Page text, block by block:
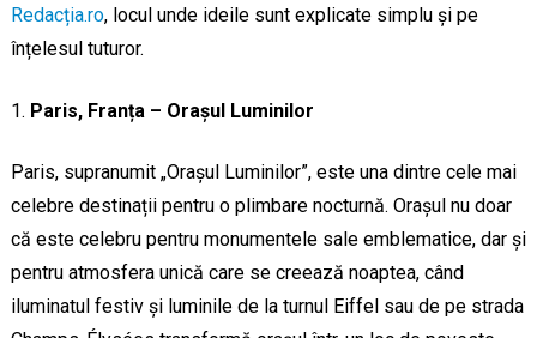
Redacția.ro, locul unde ideile sunt explicate simplu și pe
înțelesul tuturor.
Paris, Franța – Orașul Luminilor
Paris, supranumit „Orașul Luminilor”, este una dintre cele mai
celebre destinații pentru o plimbare nocturnă. Orașul nu doar
că este celebru pentru monumentele sale emblematice, dar și
pentru atmosfera unică care se creează noaptea, când
iluminatul festiv și luminile de la turnul Eiffel sau de pe strada